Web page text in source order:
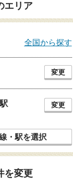
エリア
全国から探す
変更
変更
・駅を選択
を変更